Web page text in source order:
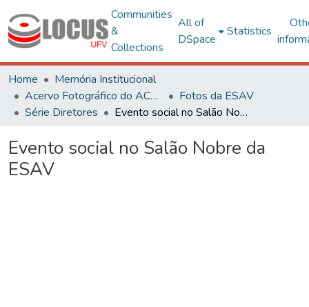
Communities
&
Collections
All of
DSpace
Statistics
Home
Memória Institucional
Acervo Fotográfico do ACH-UFV
Fotos da ESAV
Série Diretores
Evento social no Salão Nobre da ESAV
Evento social no Salão Nobre da
ESAV